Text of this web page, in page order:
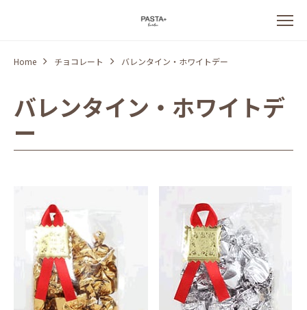
Home チョコレート バレンタイン・ホワイトデー
バレンタイン・ホワイトデ
ー